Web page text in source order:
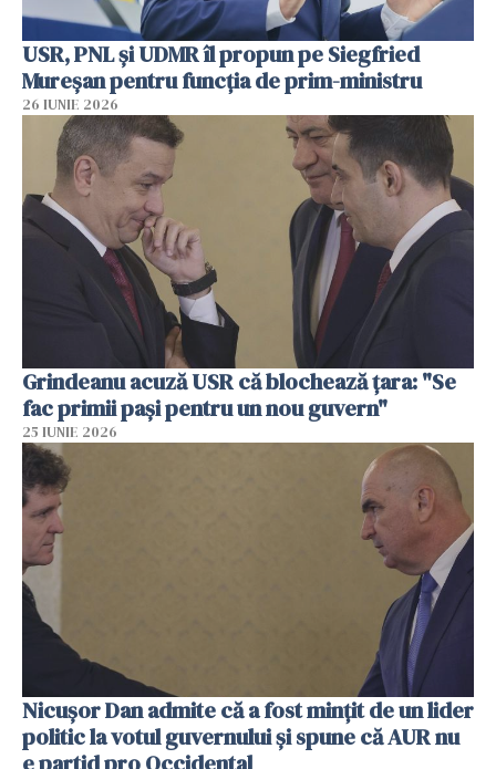
USR, PNL şi UDMR îl propun pe Siegfried
Mureşan pentru funcţia de prim-ministru
26 IUNIE 2026
Grindeanu acuză USR că blochează țara: "Se
fac primii pași pentru un nou guvern"
25 IUNIE 2026
Nicușor Dan admite că a fost mințit de un lider
politic la votul guvernului și spune că AUR nu